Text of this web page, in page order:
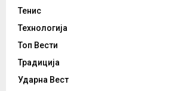
Тенис
Технологија
Топ Вести
Традиција
Ударна Вест